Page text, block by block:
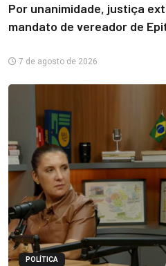
Por unanimidade, justiça
mandato de vereador de
7 de agosto de 2026
POLÍTICA